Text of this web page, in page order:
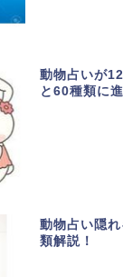
動物占いが
と60種類に
動物占い隠
類解説！